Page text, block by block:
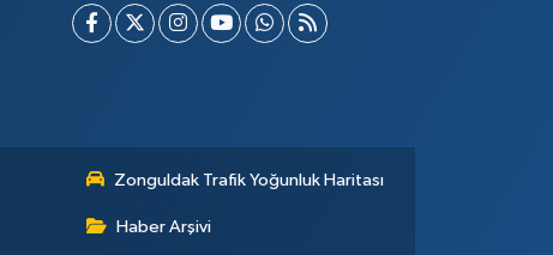
Zonguldak Trafik Yoğunluk Haritası
Haber Arşivi